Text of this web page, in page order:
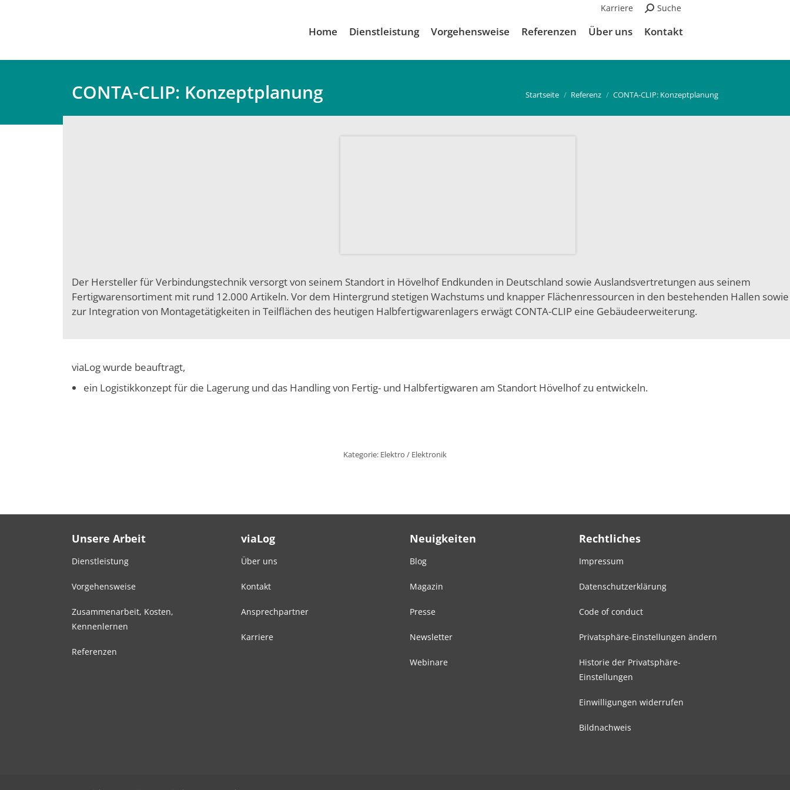
Karriere Suchen:
Suche
Home Dienstleistung Vorgehensweise Referenzen Über uns Kontakt
CONTA-CLIP: Konzeptplanung Du bist hier:
Startseite Referenz CONTA-CLIP: Konzeptplanung
Der Hersteller für Verbindungstechnik versorgt von seinem Standort in Hövelhof Endkunden in Deutschland sowie Auslandsvertretungen aus seinem
Fertigwarensortiment mit rund 12.000 Artikeln. Vor dem Hintergrund stetigen Wachstums und knapper Flächenressourcen in den bestehenden Hallen
zur Integration von Montagetätigkeiten in Teilflächen des heutigen Halbfertigwarenlagers erwägt CONTA-CLIP eine Gebäudeerweiterung.
viaLog wurde beauftragt,
ein Logistikkonzept für die Lagerung und das Handling von Fertig- und Halbfertigwaren am Standort Hövelhof zu entwickeln.
Kategorie: Elektro / Elektronik
Unsere Arbeit
Dienstleistung
Vorgehensweise
Zusammenarbeit, Kosten,
Kennenlernen
Referenzen
viaLog
Über uns
Kontakt
Ansprechpartner
Karriere
Neuigkeiten
Blog
Magazin
Presse
Newsletter
Webinare
Rechtliches
Impressum
Datenschutzerklärung
Code of conduct
Privatsphäre-Einstellungen ändern
Historie der Privatsphäre-
Einstellungen
Einwilligungen widerrufen
Bildnachweis